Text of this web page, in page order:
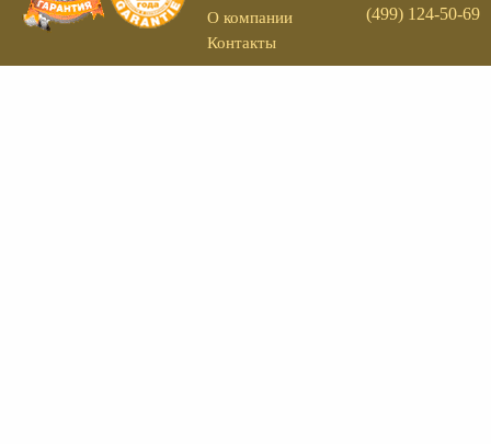
О компании
Контакты
(499) 124-50-69